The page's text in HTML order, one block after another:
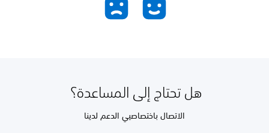
هل تحتاج إلى المساعدة؟
الاتصال باختصاصيي الدعم لدينا